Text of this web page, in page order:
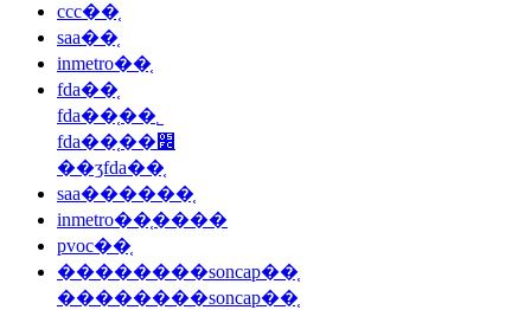
ccc��֤
saa��֤
inmetro��֤
fda��֤
fda��֤��˾
fda��֤��׼
��ʒfda��֤
saa������֤
inmetro��֤����
pvoc��֤
��������soncap��֤
��������soncap��֤